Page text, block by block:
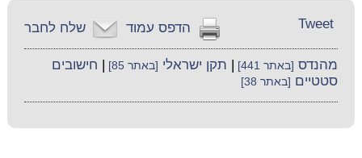
שלח לחבר הדפס עמוד Tweet
מהנדס [באתר 441] תקן ישראלי [באתר 85]
חישובים
סטטיים [באתר 38]